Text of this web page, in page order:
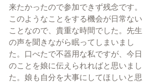
来たかったので参加できず残念です。
このようなことをする機会が日常ない
ことなので、貴重な時間でした。先生
の声を聞きながら眠ってしまいまし
た。口べたで不器用な私ですが、今日
のことを娘に伝えられればと思いまし
た。娘も自分を大事にしてほしいと思